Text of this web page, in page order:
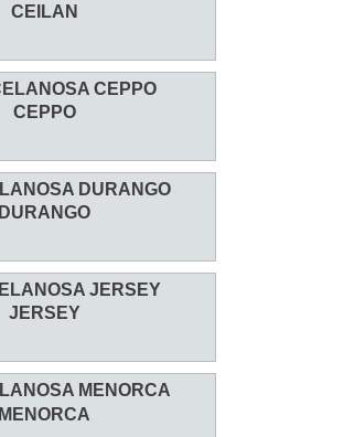
CEILAN
CEPPO
DURANGO
JERSEY
MENORCA